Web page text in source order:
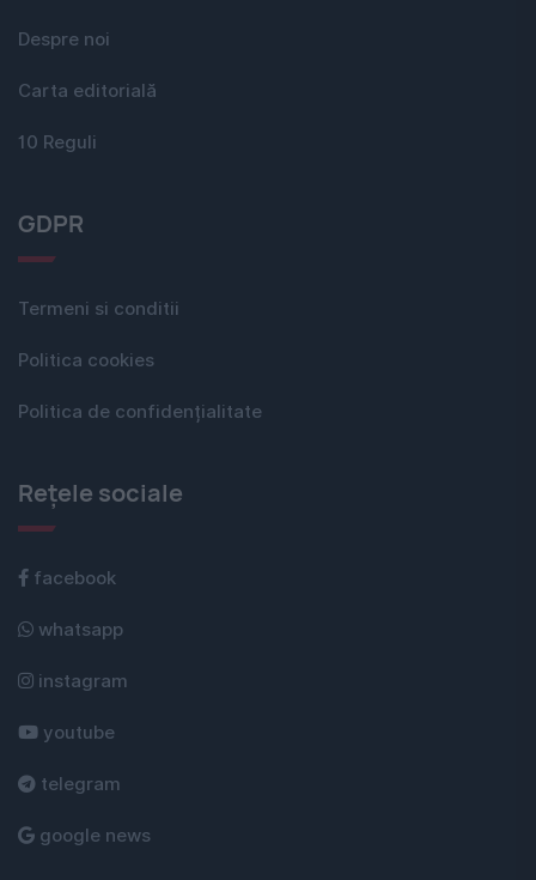
Despre noi
Carta editorială
10 Reguli
GDPR
Termeni si conditii
Politica cookies
Politica de confidențialitate
Rețele sociale
facebook
whatsapp
instagram
youtube
telegram
google news